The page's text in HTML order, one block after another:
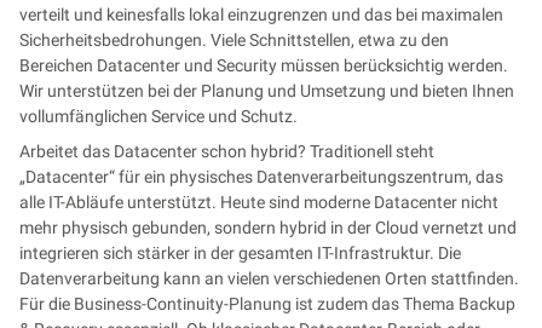
verteilt und keinesfalls lokal einzugrenzen und das bei maximalen
Sicherheitsbedrohungen. Viele Schnittstellen, etwa zu den
Bereichen Datacenter und Security müssen berücksichtig werden.
Wir unterstützen bei der Planung und Umsetzung und bieten Ihnen
vollumfänglichen Service und Schutz.
Arbeitet das Datacenter schon hybrid? Traditionell steht
„Datacenter“ für ein physisches Datenverarbeitungszentrum, das
alle IT-Abläufe unterstützt. Heute sind moderne Datacenter nicht
mehr physisch gebunden, sondern hybrid in der Cloud vernetzt und
integrieren sich stärker in der gesamten IT-Infrastruktur. Die
Datenverarbeitung kann an vielen verschiedenen Orten stattfinden.
Für die Business-Continuity-Planung ist zudem das Thema Backup